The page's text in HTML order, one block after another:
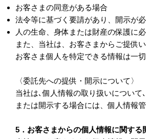
お客さまの同意がある場合
法令等に基づく要請があり、開示が
人の生命、身体または財産の保護に
また、当社は、お客さまからご提供
お客さま個人を特定できる情報は一
〈委託先への提供・開示について〉
当社は､個人情報の取り扱いについ
または開示する場合には、個人情報
5．お客さまからの個人情報に関す